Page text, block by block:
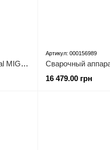
Сварочный аппарат Vitals Professional MIG 2000 DP Alu
Артикул: 000156989
16 479.00 грн